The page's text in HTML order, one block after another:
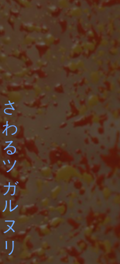
さわるツガルヌリ